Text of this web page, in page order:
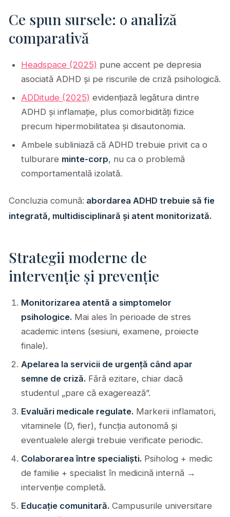
Ce spun sursele: o analiză
comparativă
Headspace (2025) pune accent pe depresia
asociată ADHD și pe riscurile de criză psihologică.
ADDitude (2025) evidențiază legătura dintre
ADHD și inflamație, plus comorbidități fizice
precum hipermobilitatea și disautonomia.
Ambele subliniază că ADHD trebuie privit ca o
tulburare minte-corp, nu ca o problemă
comportamentală izolată.
Concluzia comună: abordarea ADHD trebuie să fie
integrată, multidisciplinară și atent monitorizată.
Strategii moderne de
intervenție și prevenție
Monitorizarea atentă a simptomelor
psihologice. Mai ales în perioade de stres
academic intens (sesiuni, examene, proiecte
finale).
Apelarea la servicii de urgență când apar
semne de criză. Fără ezitare, chiar dacă
studentul „pare că exagerează”.
Evaluări medicale regulate. Markerii inflamatori,
vitaminele (D, fier), funcția autonomă și
eventualele alergii trebuie verificate periodic.
Colaborarea între specialiști. Psiholog + medic
de familie + specialist în medicină internă →
intervenție completă.
Educație comunitară. Campusurile universitare